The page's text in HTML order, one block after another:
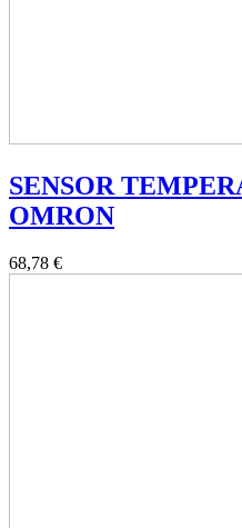
SENSOR
OMRON
68,78 €